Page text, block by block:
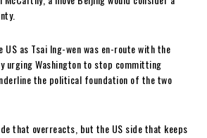
as Tsai Ing-wen was en-route with the
urging Washington to stop committing
the political foundation of the two
that overreacts, but the US side that keeps